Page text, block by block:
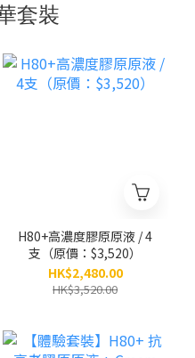
套裝
H80+高濃度膠原原液 / 4
支（原價：$3,520）
HK$2,480.00
HK$3,520.00